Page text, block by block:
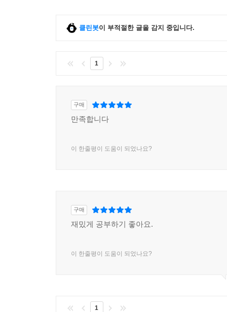
클린봇이 부적절한 글을 감지 중입니다.
1
구매
만족합니다
이 한줄평이 도움이 되었나요?
구매
재밌게 공부하기 좋아요.
이 한줄평이 도움이 되었나요?
1